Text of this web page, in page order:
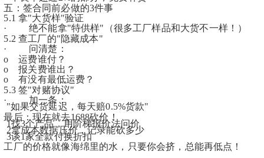
五：签合同前必做的3件事
5.1 拿"大货样"验证
·         绝不能拿"特供样"（很多工厂样品和大货不一样！）
5.2 查工厂的"隐藏成本"
·         问清楚：
o    运费谁付？
o    报关费谁出？
o    有没有最低运费？
5.3 签"对赌协议"
·         加一条：
"如果交货延迟，每天赔0.5%货款"
最后：现在就去1688砍价！
1找3个产品，用阶梯报价法问价
2拿成本数据压价，记录能砍多少
3谈1家全款付换折扣
工厂的价格就像海绵里的水，只要你会挤，总能再低点！